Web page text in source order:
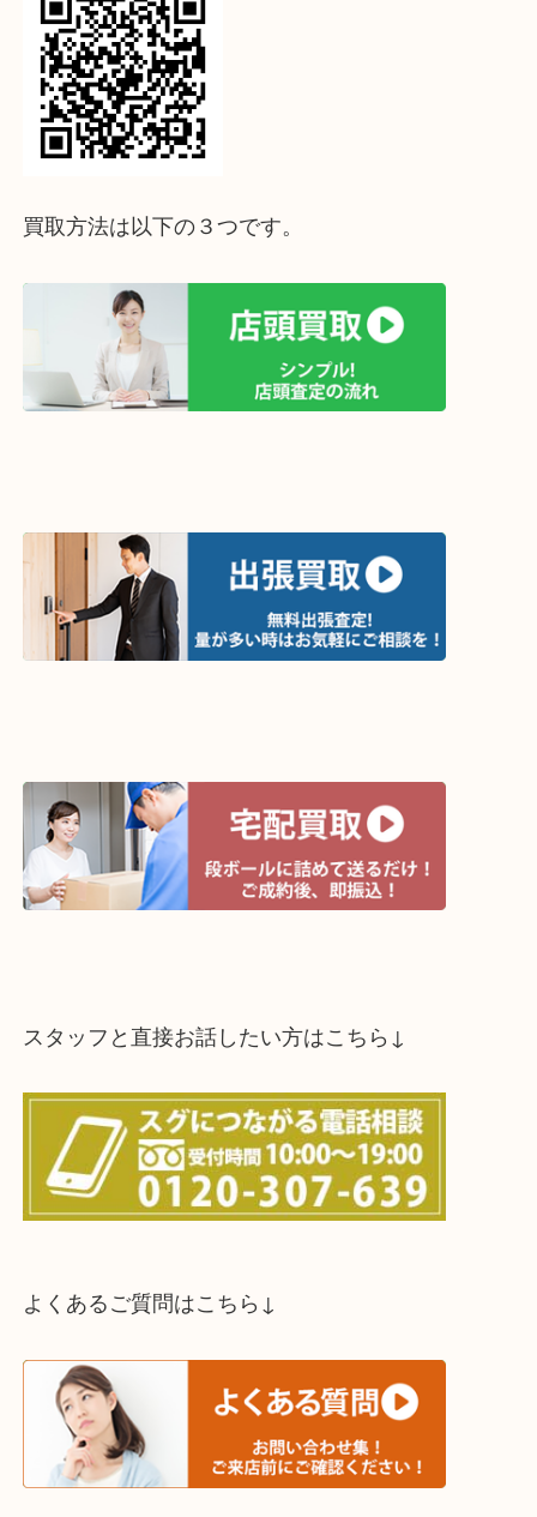
↓パソコンでご覧頂いている方は、こちらをスマホ
って下さい↓
スタッフと直接お話したい方はこちら↓